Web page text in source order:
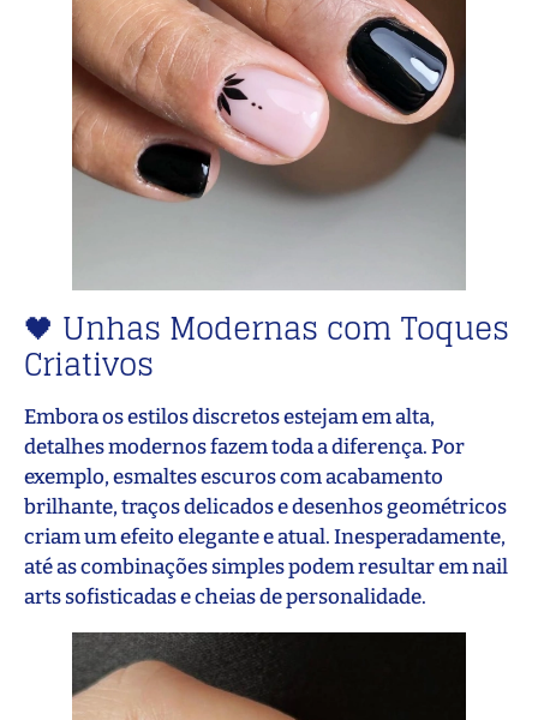
🖤 Unhas Modernas com Toques
Criativos
Embora os estilos discretos estejam em alta,
detalhes modernos fazem toda a diferença. Por
exemplo, esmaltes escuros com acabamento
brilhante, traços delicados e desenhos geométricos
criam um efeito elegante e atual. Inesperadamente,
até as combinações simples podem resultar em nail
arts sofisticadas e cheias de personalidade.